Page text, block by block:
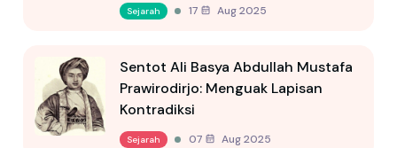
Sejarah 17 Aug 2025
Sentot Ali Basya Abdullah Mustafa
Prawirodirjo: Menguak Lapisan
Kontradiksi
Sejarah 07 Aug 2025